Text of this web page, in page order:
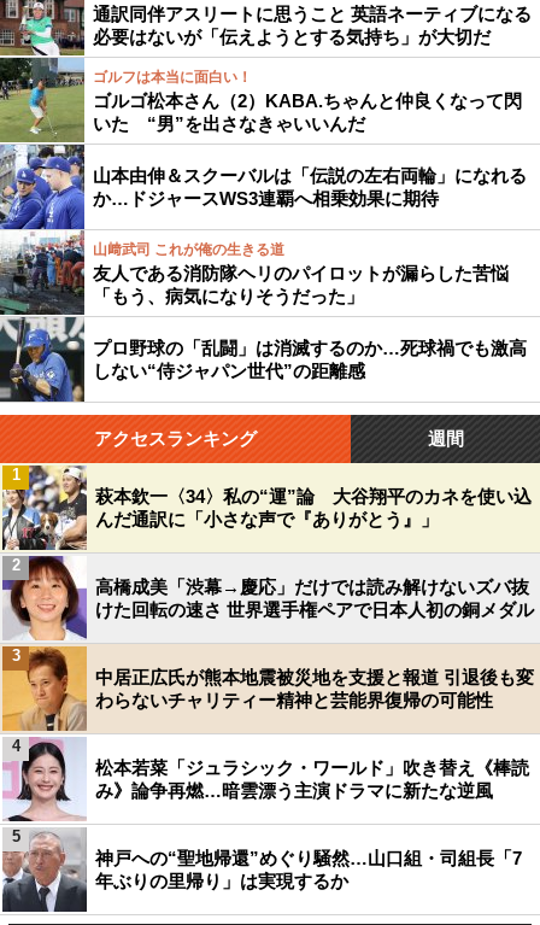
通訳同伴アスリートに思うこと 英語ネーティブになる
必要はないが「伝えようとする気持ち」が大切だ
ゴルフは本当に面白い！
ゴルゴ松本さん（2）KABA.ちゃんと仲良くなって閃
いた “男”を出さなきゃいいんだ
山本由伸＆スクーバルは「伝説の左右両輪」になれる
か…ドジャースWS3連覇へ相乗効果に期待
山﨑武司 これが俺の生きる道
友人である消防隊ヘリのパイロットが漏らした苦悩
「もう、病気になりそうだった」
プロ野球の「乱闘」は消滅するのか…死球禍でも激高
しない“侍ジャパン世代”の距離感
アクセスランキング 週間
萩本欽一〈34〉私の“運”論 大谷翔平のカネを使い込
んだ通訳に「小さな声で『ありがとう』」
1
高橋成美「渋幕→慶応」だけでは読み解けないズバ抜
けた回転の速さ 世界選手権ペアで日本人初の銅メダル
2
中居正広氏が熊本地震被災地を支援と報道 引退後も変
わらないチャリティー精神と芸能界復帰の可能性
3
松本若菜「ジュラシック・ワールド」吹き替え《棒読
み》論争再燃…暗雲漂う主演ドラマに新たな逆風
4
神戸への“聖地帰還”めぐり騒然…山口組・司組長「7
年ぶりの里帰り」は実現するか
5